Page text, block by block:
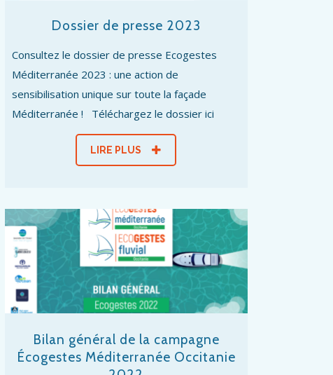
Dossier de presse 2023
Consultez le dossier de presse Ecogestes
Méditerranée 2023 : une action de
sensibilisation unique sur toute la façade
Méditerranée ! Téléchargez le dossier ici
LIRE PLUS
Bilan général de la campagne
Écogestes Méditerranée Occitanie